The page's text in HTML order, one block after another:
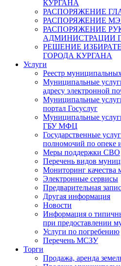
КУРГАНА
РАСПОРЯЖЕНИЕ
РАСПОРЯЖЕНИЕ
РАСПОРЯЖЕНИЕ
АДМИНИСТРАЦИИ
РЕШЕНИЕ
ГОРОДА КУРГАНА
Услуги
Реестр
Муниципальные
адресу электронной
Муниципальные
портал Госуслуг
Муниципальные
ГБУ МФЦ
Государственные
полномочий по опеке
Меры поддержки СВО
Перечень видов
Мониторинг качества
Электронные сервисы
Предварительная
Другая информация
Новости
Информация о
при предоставлении
Услуги по погребению
Перечень МСЗУ
Торги
Продажа, аренда